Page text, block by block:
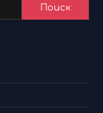
Поиск